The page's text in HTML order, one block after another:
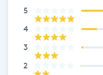
Diamantslipning
Enzympeeling
5
4
3
2